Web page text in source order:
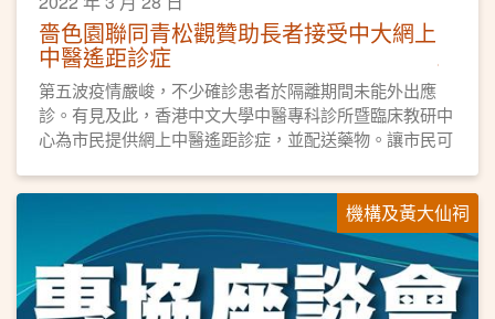
嗇色園聯同青松觀贊助長者接受中大網上
中醫遙距診症
​第五波疫情嚴峻，不少確診患者於隔離期間未能外出應
診。有見及此，香港中文大學中醫專科診所暨臨床教研中
心為市民提供網上中醫遙距診症，並配送藥物。讓市民可
機構及黃大仙祠